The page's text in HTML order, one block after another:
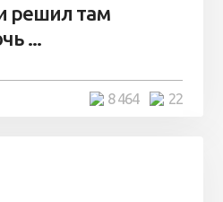
решил там
...
22
8 464